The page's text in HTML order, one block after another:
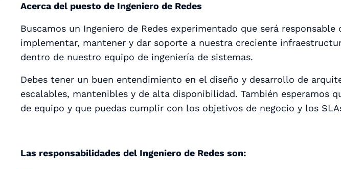
Acerca del puesto de Ingeniero de Redes
Buscamos un Ingeniero de Redes experimentado que será responsable
implementar, mantener y dar soporte a nuestra creciente
dentro de nuestro equipo de ingeniería de sistemas.
Debes tener un buen entendimiento en el diseño y desarrollo de
escalables, mantenibles y de alta disponibilidad. También esperamos
de equipo y que puedas cumplir con los objetivos de negocio y los
Las responsabilidades del Ingeniero de Redes son: